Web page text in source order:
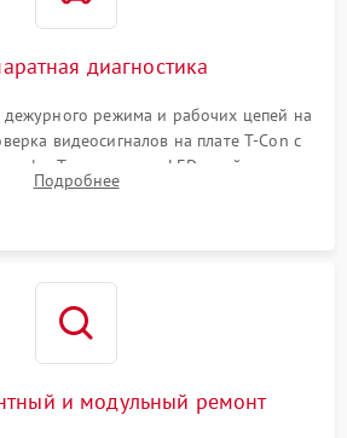
диагностика
режима и рабочих цепей на
видеосигналов на плате T-Con с
Тестирование LED-драйвера и
планок подсветки мультиметром.
Подробнее
и модульный ремонт